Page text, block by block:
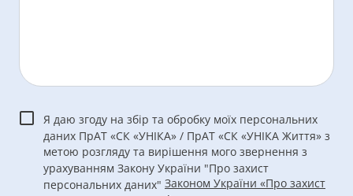
Я даю згоду на збір та обробку моїх персональних
даних ПрАТ «СК «УНІКА» / ПрАТ «СК «УНІКА Життя» з
метою розгляду та вирішення мого звернення з
урахуванням Закону України "Про захист
персональних даних" Законом України «Про захист